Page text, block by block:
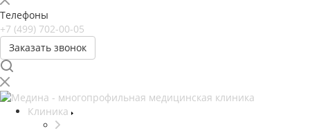
Телефоны
+7 (499) 702-00-05
Заказать звонок
Клиника